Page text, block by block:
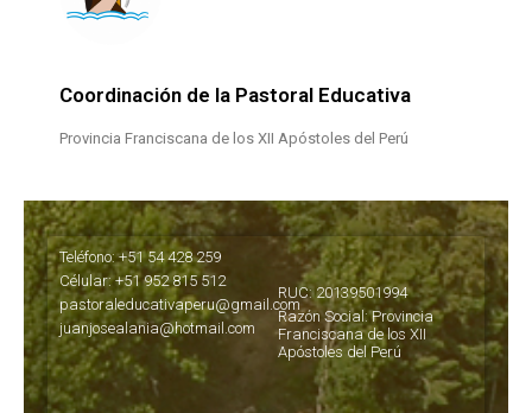
Coordinación de la Pastoral Educativa
Provincia Franciscana de los XII Apóstoles del Perú
Teléfono: +51 54 428 259
Célular: +51 952 815 512
pastoraleducativaperu@gmail.com
juanjosealania@hotmail.com
RUC: 20139501994
Razón Social: Provincia
Franciscana de los XII
Apóstoles del Perú